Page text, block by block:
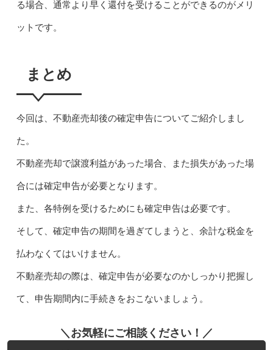
る場合、通常より早く還付を受けることができるのがメリ
ットです。
まとめ
今回は、不動産売却後の確定申告についてご紹介しまし
た。
不動産売却で譲渡利益があった場合、また損失があった場
合には確定申告が必要となります。
また、各特例を受けるためにも確定申告は必要です。
そして、確定申告の期間を過ぎてしまうと、余計な税金を
払わなくてはいけません。
不動産売却の際は、確定申告が必要なのかしっかり把握し
て、申告期間内に手続きをおこないましょう。
＼お気軽にご相談ください！／